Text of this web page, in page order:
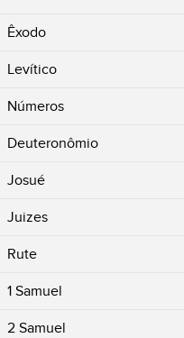
Êxodo
Levítico
Números
Deuteronômio
Josué
Juizes
Rute
1 Samuel
2 Samuel